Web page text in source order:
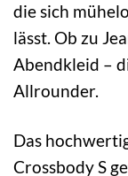
die sich
lässt. Ob zu
Abendkleid –
Allrounder.
Das
Crossbody S